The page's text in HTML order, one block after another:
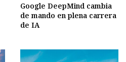
Google DeepMind cambia
de mando en plena carrera
de IA